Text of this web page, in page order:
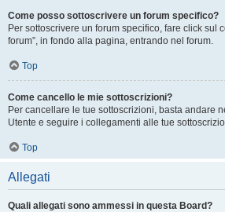
Come posso sottoscrivere un forum specifico?
Per sottoscrivere un forum specifico, fare click sul
forum”, in fondo alla pagina, entrando nel forum.
Top
Come cancello le mie sottoscrizioni?
Per cancellare le tue sottoscrizioni, basta andare
Utente e seguire i collegamenti alle tue
Top
Allegati
Quali allegati sono ammessi in questa Board?